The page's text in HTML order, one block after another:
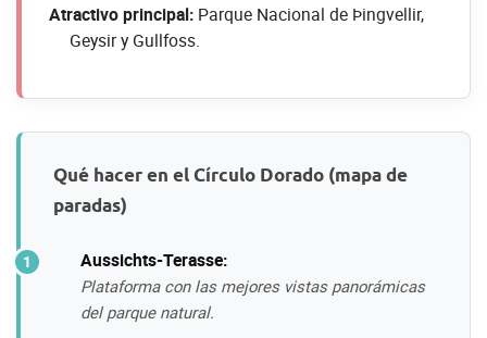
Atractivo principal: Parque Nacional de Þingvellir,
Geysir y Gullfoss.
Qué hacer en el Círculo Dorado (mapa de
paradas)
Aussichts-Terasse:
Plataforma con las mejores vistas panorámicas
del parque natural.